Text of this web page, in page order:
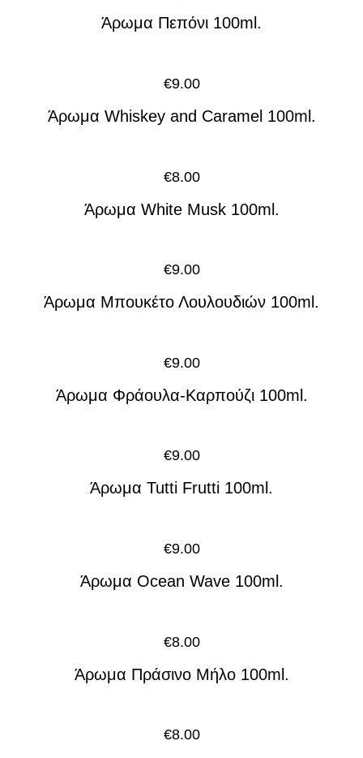
Άρωμα Πεπόνι 100ml.
€9.00
Άρωμα Whiskey and Caramel 100ml.
€8.00
Άρωμα White Musk 100ml.
€9.00
Άρωμα Μπουκέτο Λουλουδιών 100ml.
€9.00
Άρωμα Φράουλα-Καρπούζι 100ml.
€9.00
Άρωμα Tutti Frutti 100ml.
€9.00
Άρωμα Ocean Wave 100ml.
€8.00
Άρωμα Πράσινο Μήλο 100ml.
€8.00